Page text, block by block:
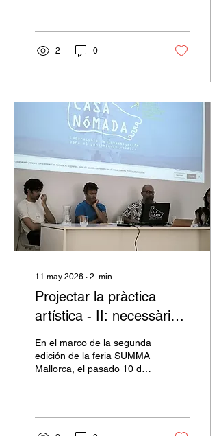
habla, desde dónde habla,
quién observa y qué tipo
de responsabilidad implica
montaje y relato.
2 0
11 may 2026 ∙ 2 min
Projectar la pràctica
artística - II: necessàries
emergències
En el marco de la segunda
edición de la feria SUMMA
Mallorca, el pasado 10 de
Un espacio de discusión